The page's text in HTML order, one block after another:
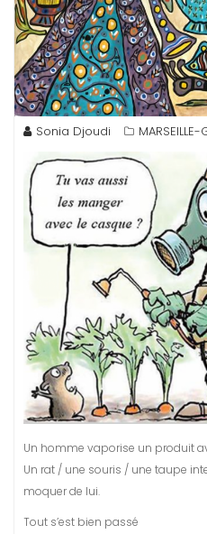
Sonia Djoudi
Un homme vaporise un produit
Un rat / une souris / une taupe
moquer de lui.
Tout s’est bien passé